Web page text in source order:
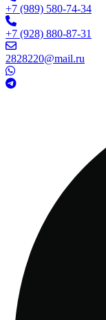
+7 (989) 580-74-34
+7 (928) 880-87-31
2828220@mail.ru